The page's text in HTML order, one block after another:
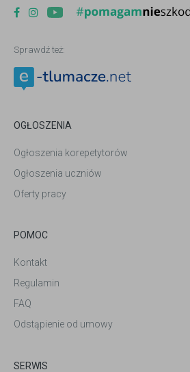
Sprawdź też:
OGŁOSZENIA
Ogłoszenia korepetytorów
Ogłoszenia uczniów
Oferty pracy
POMOC
Kontakt
Regulamin
FAQ
Odstąpienie od umowy
SERWIS